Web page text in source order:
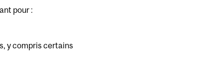
pour :
y compris certains